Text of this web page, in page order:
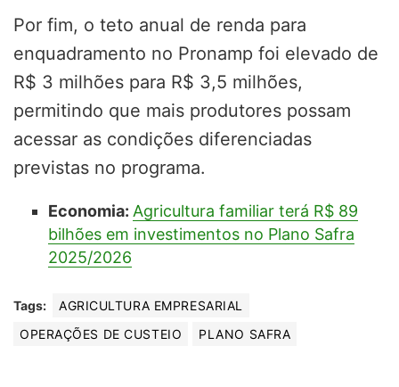
Por fim, o teto anual de renda para
enquadramento no Pronamp foi elevado de
R$ 3 milhões para R$ 3,5 milhões,
permitindo que mais produtores possam
acessar as condições diferenciadas
previstas no programa.
Economia: Agricultura familiar terá R$ 89
bilhões em investimentos no Plano Safra
2025/2026
Tags:
AGRICULTURA EMPRESARIAL
OPERAÇÕES DE CUSTEIO
PLANO SAFRA